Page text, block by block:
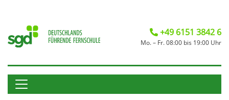
+49 6151 3842 6
Mo. – Fr. 08:00 bis 19:00 Uhr